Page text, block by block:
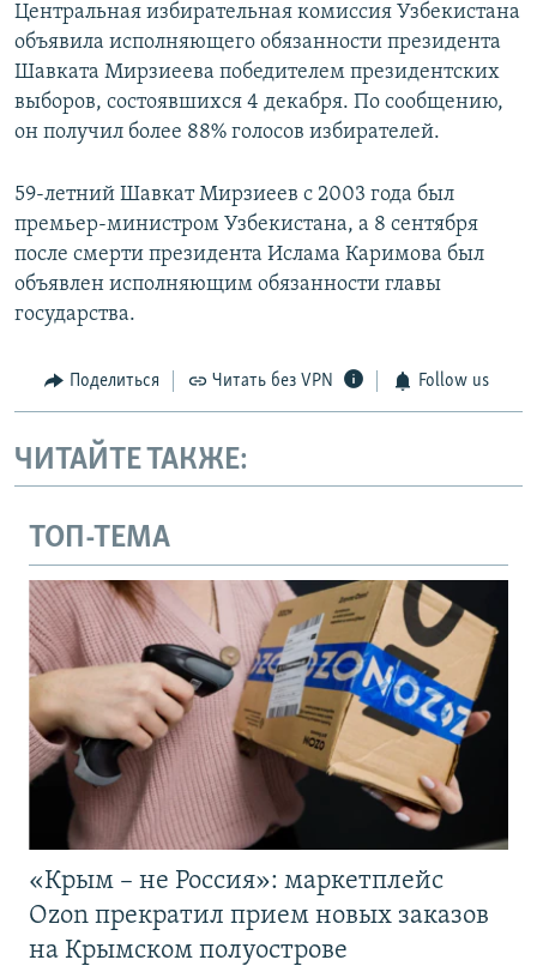
Центральная избирательная комиссия Узбекистана
объявила исполняющего обязанности президента
Шавката Мирзиеева победителем президентских
выборов, состоявшихся 4 декабря. По сообщению,
он получил более 88% голосов избирателей.
59-летний Шавкат Мирзиеев с 2003 года был
премьер-министром Узбекистана, а 8 сентября
после смерти президента Ислама Каримова был
объявлен исполняющим обязанности главы
государства.
Поделиться Читать без VPN Follow us
ЧИТАЙТЕ ТАКЖЕ:
ТОП-ТЕМА
«Крым – не Россия»: маркетплейс
Ozon прекратил прием новых заказов
на Крымском полуострове